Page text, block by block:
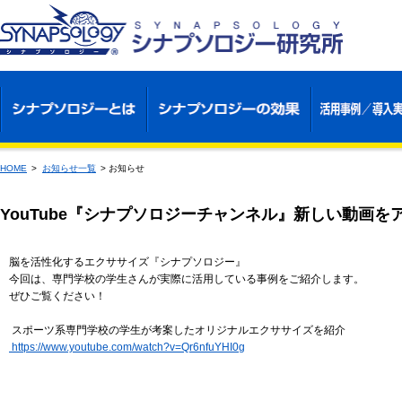
HOME > お知らせ一覧 > お知らせ
YouTube『シナプソロジーチャンネル』新しい動画を
脳を活性化するエクササイズ『シナプソロジー』
今回は、専門学校の学生さんが実際に活用している事例をご紹介します。
ぜひご覧ください！
スポーツ系専門学校の学生が考案したオリジナルエクササイズを紹介
https://www.youtube.com/watch?v=Qr6nfuYHI0g